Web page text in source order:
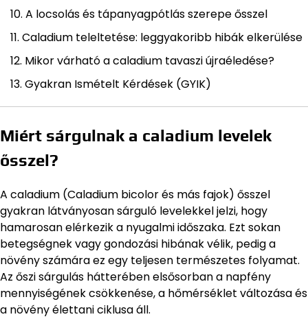
A locsolás és tápanyagpótlás szerepe ősszel
Caladium teleltetése: leggyakoribb hibák elkerülése
Mikor várható a caladium tavaszi újraéledése?
Gyakran Ismételt Kérdések (GYIK)
Miért sárgulnak a caladium levelek
ősszel?
A caladium (Caladium bicolor és más fajok) ősszel
gyakran látványosan sárguló levelekkel jelzi, hogy
hamarosan elérkezik a nyugalmi időszaka. Ezt sokan
betegségnek vagy gondozási hibának vélik, pedig a
növény számára ez egy teljesen természetes folyamat.
Az őszi sárgulás hátterében elsősorban a napfény
mennyiségének csökkenése, a hőmérséklet változása és
a növény élettani ciklusa áll.